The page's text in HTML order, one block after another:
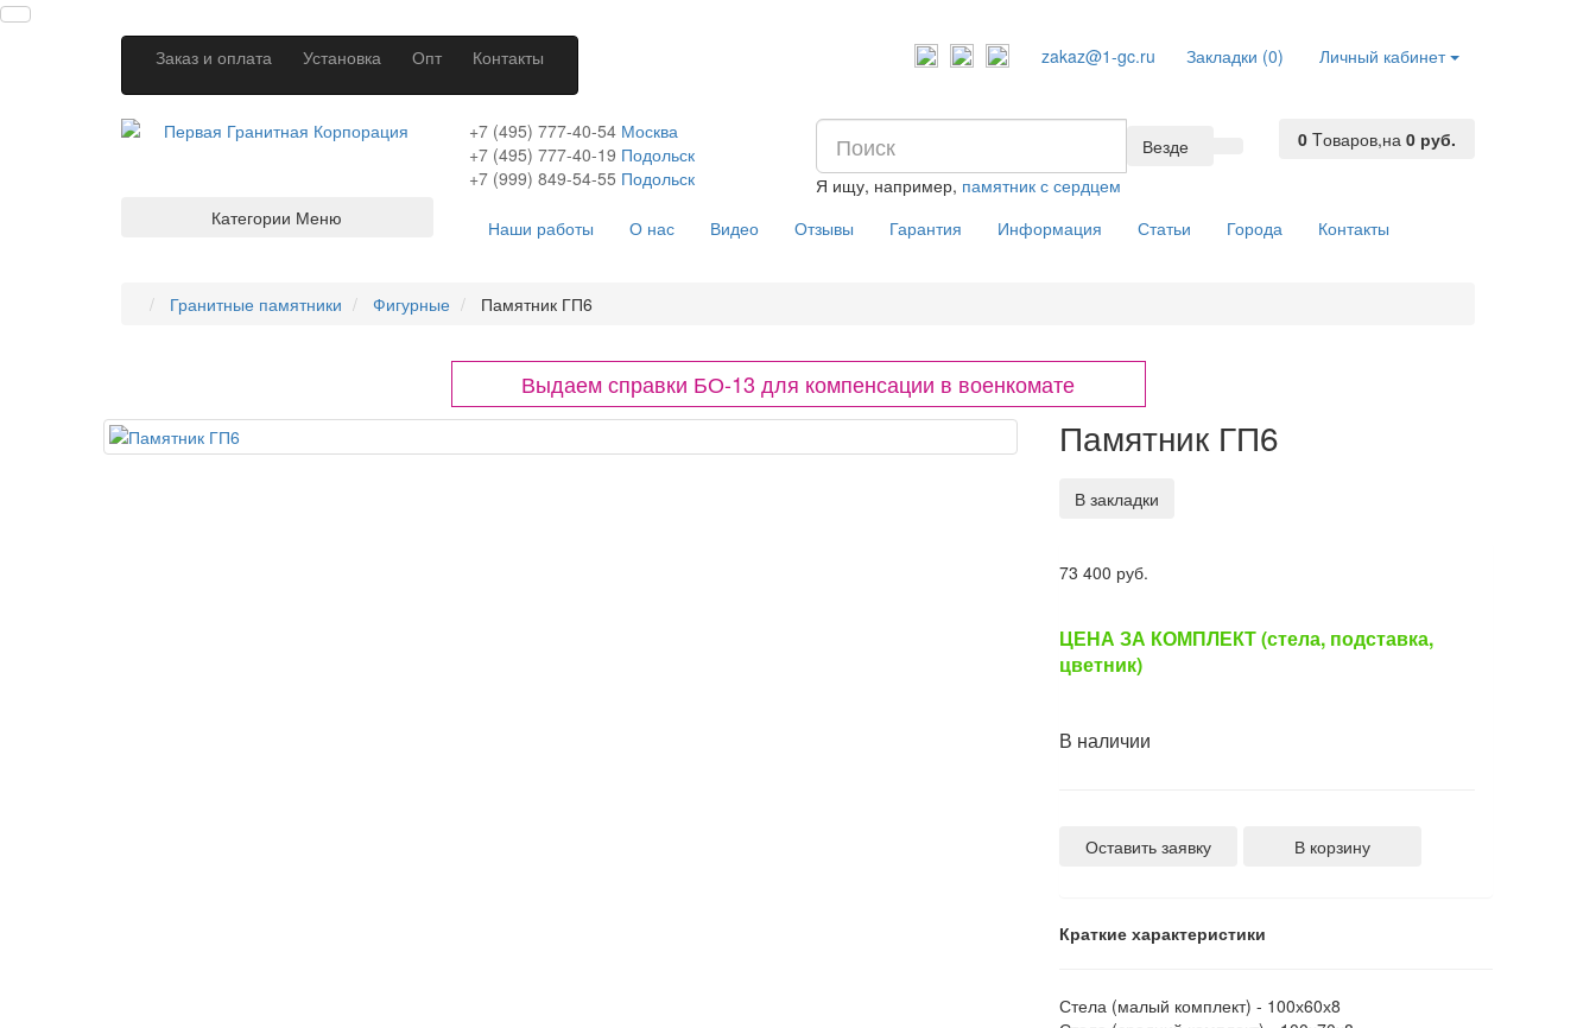
Заказ и оплата Установка Опт Контакты Личный кабинет
Закладки (0)
zakaz@1-gc.ru
+7 (495) 777-40-54 Москва
+7 (495) 777-40-19 Подольск
+7 (999) 849-54-55 Подольск
0 Tоваров,на 0 руб.
Везде
Я ищу, например, памятник с сердцем
Наши работы
О нас Видео Отзывы Гарантия Информация Статьи Города Контакты
Категории Меню
Гранитные памятники Фигурные Памятник ГП6
Выдаем справки БО-13 для компенсации в военкомате
Памятник ГП6
В закладки
73 400 руб.
ЦЕНА ЗА КОМПЛЕКТ (стела, подставка,
цветник)
В наличии
Оставить заявку В корзину
Краткие характеристики
Стела (малый комплект) - 100х60х8